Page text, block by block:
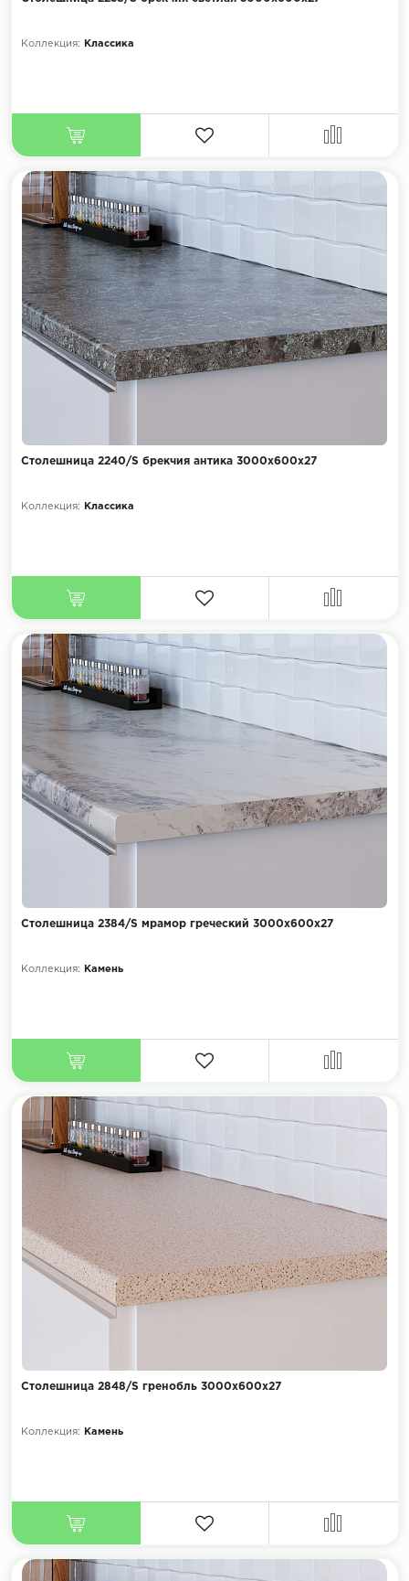
Коллекция: Классика
Столешница 2240/S брекчия антика 3000х600х27
Коллекция: Классика
Столешница 2384/S мрамор греческий 3000х600х27
Коллекция: Камень
Столешница 2848/S гренобль 3000х600х27
Коллекция: Камень